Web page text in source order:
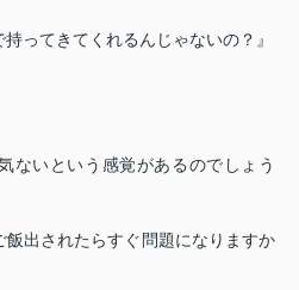
ってきてくれるんじゃないの？』
ないという感覚があるのでしょう
飯出されたらすぐ問題になりますか